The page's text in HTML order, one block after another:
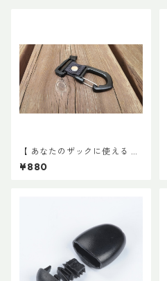
【 あなたのザックに使える 】
キャッチ7
¥880